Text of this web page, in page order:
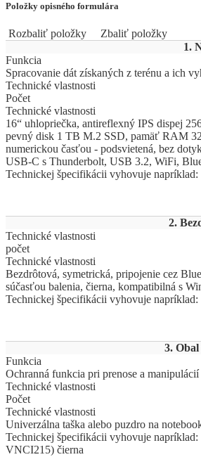
Položky opisného formulára
Rozbaliť položky
Zbaliť položky
1.
Funkcia
Spracovanie dát získaných z terénu a ich
Technické vlastnosti
Počet
Technické vlastnosti
16“ uhlopriečka, antireflexný IPS dispej
pevný disk 1 TB M.2 SSD, pamäť RAM
numerickou časťou - podsvietená, bez
USB-C s Thunderbolt, USB 3.2, WiFi,
Technickej špecifikácii vyhovuje
2.
Technické vlastnosti
počet
Technické vlastnosti
Bezdrôtová, symetrická, pripojenie cez
súčasťou balenia, čierna, kompatibilná s
Technickej špecifikácii vyhovuje
3.
Funkcia
Ochranná funkcia pri prenose a
Technické vlastnosti
Počet
Technické vlastnosti
Univerzálna taška alebo puzdro na
Technickej špecifikácii vyhovuje
VNCI215) čierna